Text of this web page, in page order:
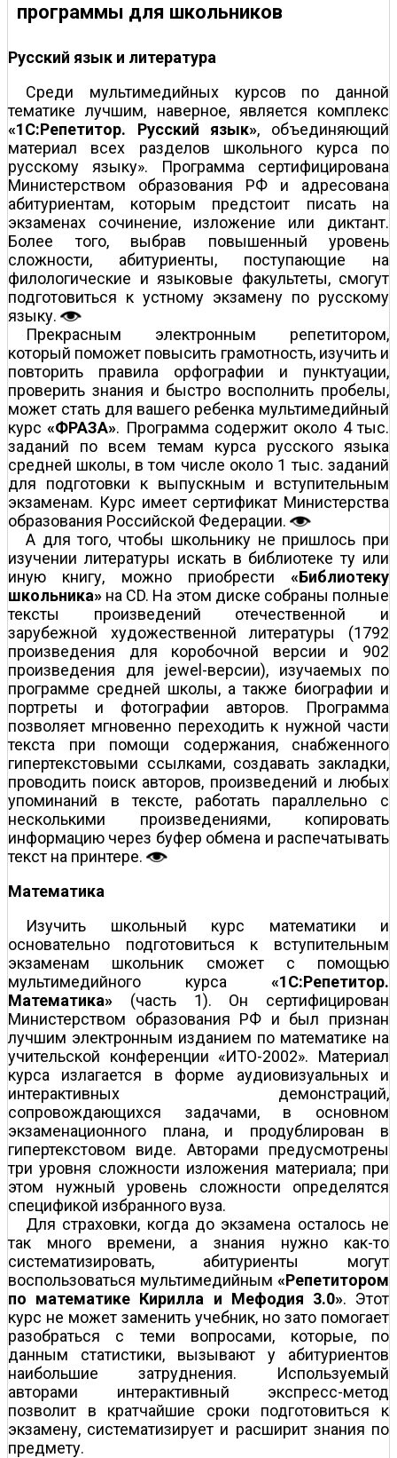
программы для школьников
Русский язык и литература
Среди мультимедийных курсов по данной
тематике лучшим, наверное, является комплекс
«1С:Репетитор. Русский язык», объединяющий
материал всех разделов школьного курса по
русскому языку». Программа сертифицирована
Министерством образования РФ и адресована
абитуриентам, которым предстоит писать на
экзаменах сочинение, изложение или диктант.
Более того, выбрав повышенный уровень
сложности, абитуриенты, поступающие на
филологические и языковые факультеты, смогут
подготовиться к устному экзамену по русскому
языку.
Прекрасным электронным репетитором,
который поможет повысить грамотность, изучить и
повторить правила орфографии и пунктуации,
проверить знания и быстро восполнить пробелы,
может стать для вашего ребенка мультимедийный
курс«ФРАЗА». Программа содержит около 4 тыс.
заданий по всем темам курса русского языка
средней школы, в том числе около 1 тыс. заданий
для подготовки к выпускным и вступительным
экзаменам. Курс имеет сертификат Министерства
образования Российской Федерации.
А для того, чтобы школьнику не пришлось при
изучении литературы искать в библиотеке ту или
иную книгу, можно приобрести «Библиотеку
школьника» на CD. На этом диске собраны полные
тексты произведений отечественной и
зарубежной художественной литературы (1792
произведения для коробочной версии и 902
произведения для jewel-версии), изучаемых по
программе средней школы, а также биографии и
портреты и фотографии авторов. Программа
позволяет мгновенно переходить к нужной части
текста при помощи содержания, снабженного
гипертекстовыми ссылками, создавать закладки,
проводить поиск авторов, произведений и любых
упоминаний в тексте, работать параллельно с
несколькими произведениями, копировать
информацию через буфер обмена и распечатывать
текст на принтере.
Математика
Изучить школьный курс математики и
основательно подготовиться к вступительным
экзаменам школьник сможет с помощью
мультимедийного курса «1С:Репетитор.
Математика» (часть 1). Он сертифицирован
Министерством образования РФ и был признан
лучшим электронным изданием по математике на
учительской конференции «ИТО-2002». Материал
курса излагается в форме аудиовизуальных и
интерактивных демонстраций,
сопровождающихся задачами, в основном
экзаменационного плана, и продублирован в
гипертекстовом виде. Авторами предусмотрены
три уровня сложности изложения материала; при
этом нужный уровень сложности определятся
спецификой избранного вуза.
Для страховки, когда до экзамена осталось не
так много времени, а знания нужно как-то
систематизировать, абитуриенты могут
воспользоваться мультимедийным «Репетитором
по математике Кирилла и Мефодия 3.0». Этот
курс не может заменить учебник, но зато помогает
разобраться с теми вопросами, которые, по
данным статистики, вызывают у абитуриентов
наибольшие затруднения. Используемый
авторами интерактивный экспресс-метод
позволит в кратчайшие сроки подготовиться к
экзамену, систематизирует и расширит знания по
предмету.